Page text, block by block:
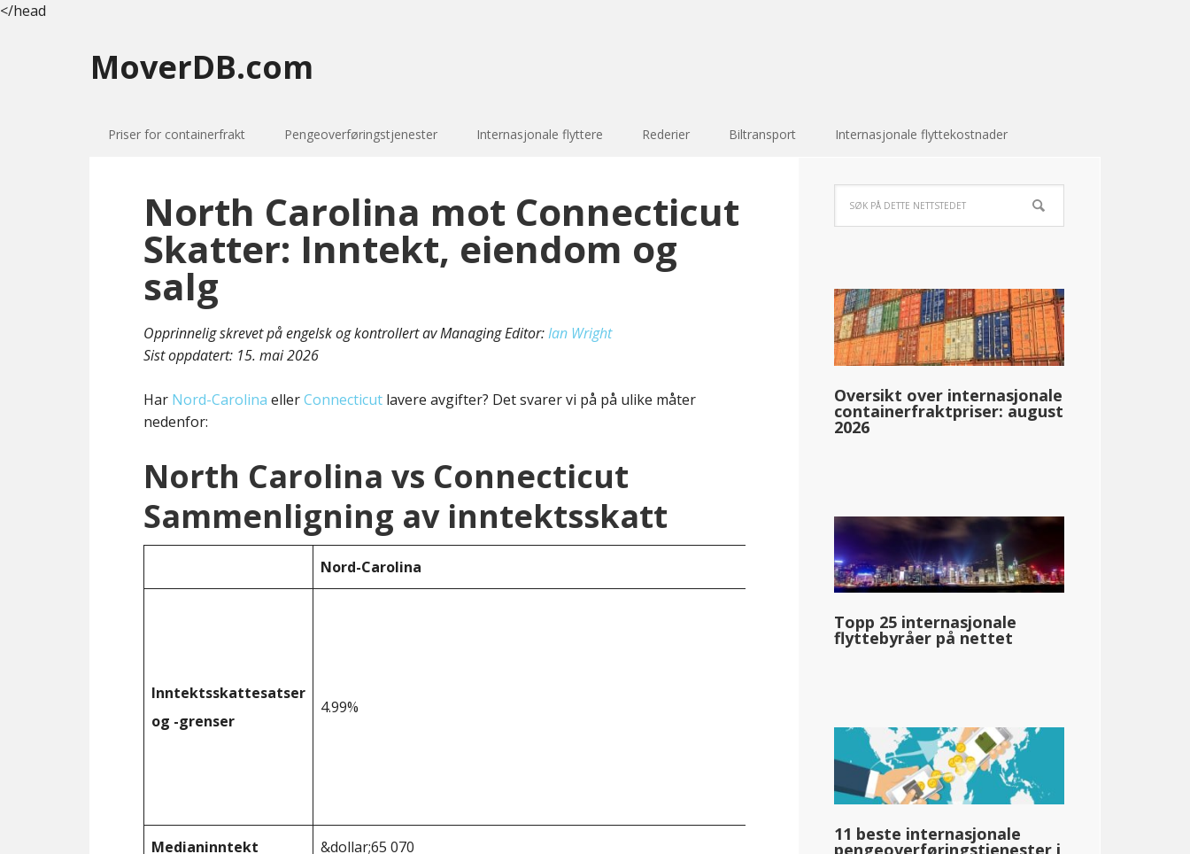
</head
MoverDB.com
Priser for containerfrakt Pengeoverføringstjenester Internasjonale flyttere Rederier Biltransport Internasjonale flyttekostnader
North Carolina mot Connecticut
Skatter: Inntekt, eiendom og
salg
Opprinnelig skrevet på engelsk og kontrollert av Managing Editor:Ian Wright
Sist oppdatert: 15. mai 2026
Har Nord-Carolina ellerConnecticut lavere avgifter? Det svarer vi på på ulike måter
nedenfor:
North Carolina vs Connecticut
Sammenligning av inntektsskatt
Nord-Carolina Connecticut
Inntektsskattesatser
og -grenser
4.99%
5.00%: &dollar;10,000-&dollar;50,000
6.50%: &dollar;200,001-&dollar;250,000
6.90%: &dollar;250,001-&dollar;500,000
6 99%: &dollar;500 001+
Medianinntekt &dollar;65 070 &dollar;90 730
Oversikt over internasjonale
containerfraktpriser: august
2026
Topp 25 internasjonale
flyttebyråer på nettet
11 beste internasjonale
pengeoverføringstjenester i